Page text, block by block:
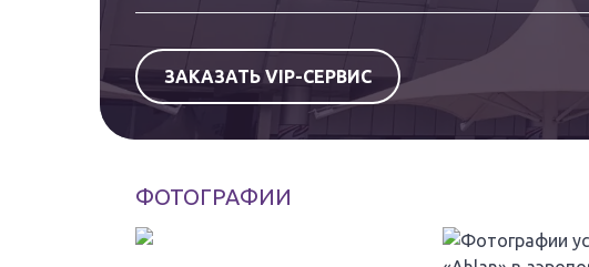
ЗАКАЗАТЬ VIP-СЕРВИС
ФОТОГРАФИИ